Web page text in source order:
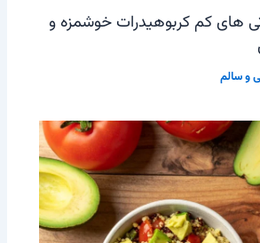
های کم کربوهیدرات خوشمزه و
و سالم